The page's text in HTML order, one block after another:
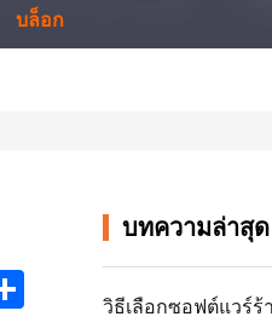
บล็อก
Share
บทความล่าสุด